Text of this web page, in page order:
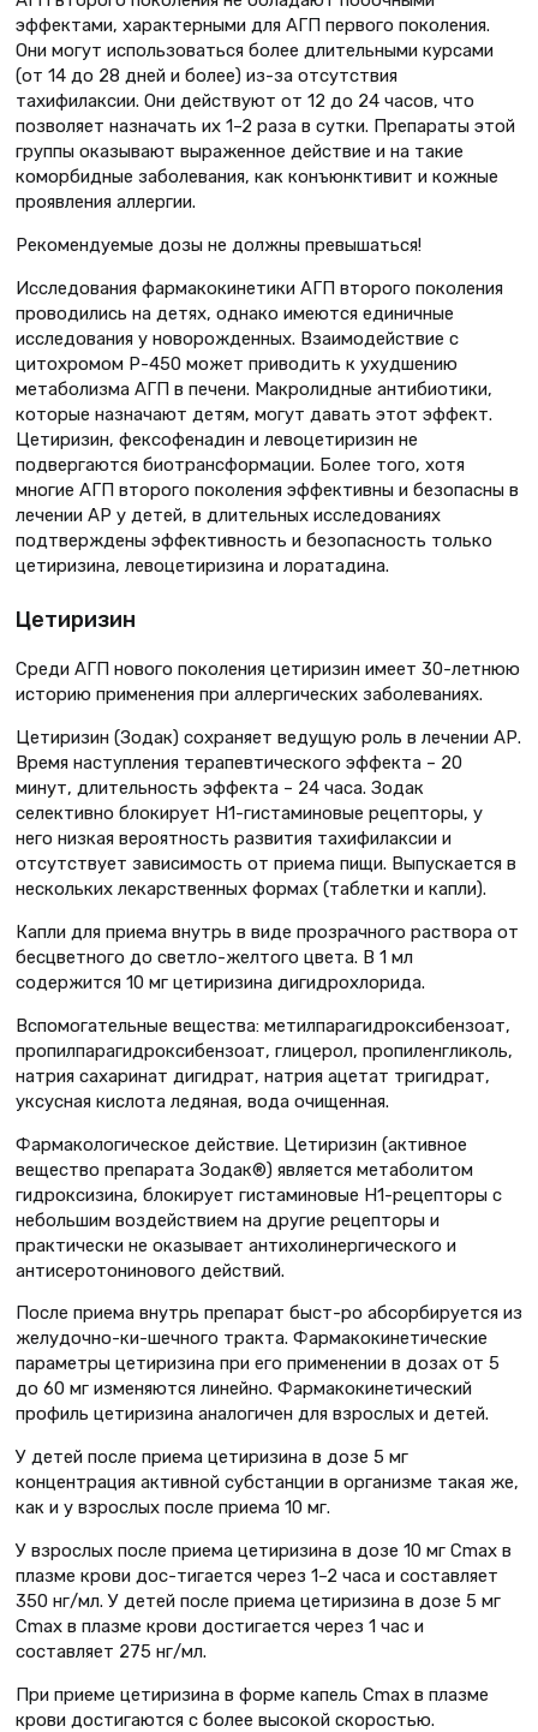
эффектами, характерными для АГП первого поколения.
Они могут использоваться более длительными курсами
(от 14 до 28 дней и более) из-за отсутствия
тахифилаксии. Они действуют от 12 до 24 часов, что
позволяет назначать их 1–2 раза в сутки. Препараты этой
группы оказывают выраженное действие и на такие
коморбидные заболевания, как конъюнктивит и кожные
проявления аллергии.
Рекомендуемые дозы не должны превышаться!
Исследования фармакокинетики АГП второго поколения
проводились на детях, однако имеются единичные
исследования у новорожденных. Взаимодействие с
цитохромом Р-450 может приводить к ухудшению
метаболизма АГП в печени. Макролидные антибиотики,
которые назначают детям, могут давать этот эффект.
Цетиризин, фексофенадин и левоцетиризин не
подвергаются биотрансформации. Более того, хотя
многие АГП второго поколения эффективны и безопасны в
лечении АР у детей, в длительных исследованиях
подтверждены эффективность и безопасность только
цетиризина, левоцетиризина и лоратадина.
Цетиризин
Среди АГП нового поколения цетиризин имеет 30-летнюю
историю применения при аллергических заболеваниях.
Цетиризин (Зодак) сохраняет ведущую роль в лечении АР.
Время наступления терапевтического эффекта – 20
минут, длительность эффекта – 24 часа. Зодак
селективно блокирует Н1-гистаминовые рецепторы, у
него низкая вероятность развития тахифилаксии и
отсутствует зависимость от приема пищи. Выпускается в
нескольких лекарственных формах (таблетки и капли).
Капли для приема внутрь в виде прозрачного раствора от
бесцветного до светло-желтого цвета. В 1 мл
содержится 10 мг цетиризина дигидрохлорида.
Вспомогательные вещества: метилпарагидроксибензоат,
пропилпарагидроксибензоат, глицерол, пропиленгликоль,
натрия сахаринат дигидрат, натрия ацетат тригидрат,
уксусная кислота ледяная, вода очищенная.
Фармакологическое действие. Цетиризин (активное
вещество препарата Зодак®) является метаболитом
гидроксизина, блокирует гистаминовые H1-рецепторы с
небольшим воздействием на другие рецепторы и
практически не оказывает антихолинергического и
антисеротонинового действий.
После приема внутрь препарат быст-ро абсорбируется из
желудочно-ки-шечного тракта. Фармакокинетические
параметры цетиризина при его применении в дозах от 5
до 60 мг изменяются линейно. Фармакокинетический
профиль цетиризина аналогичен для взрослых и детей.
У детей после приема цетиризина в дозе 5 мг
концентрация активной субстанции в организме такая же,
как и у взрослых после приема 10 мг.
У взрослых после приема цетиризина в дозе 10 мг Cmax в
плазме крови дос-тигается через 1–2 часа и составляет
350 нг/мл. У детей после приема цетиризина в дозе 5 мг
Cmax в плазме крови достигается через 1 час и
составляет 275 нг/мл.
При приеме цетиризина в форме капель Cmax в плазме
крови достигаются с более высокой скоростью.